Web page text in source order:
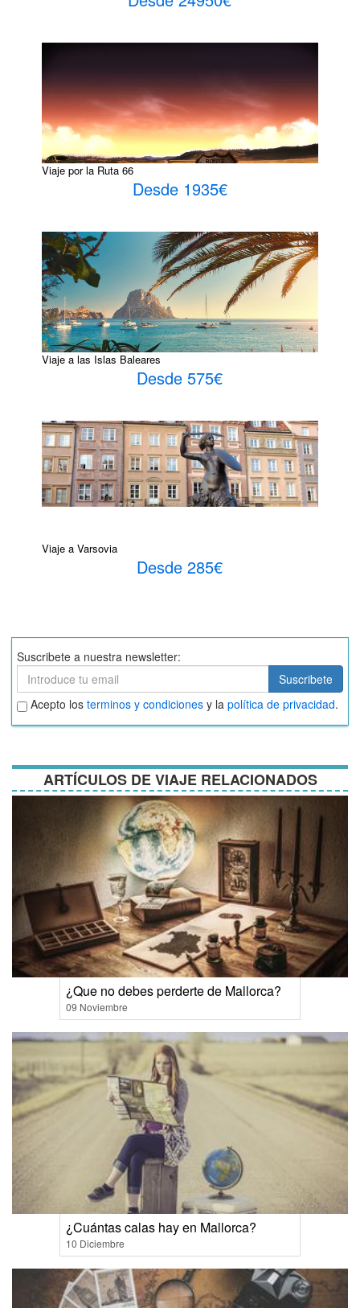
Viaje por la Ruta 66
Desde 1935€
Viaje a las Islas Baleares
Desde 575€
Viaje a Varsovia
Desde 285€
Suscribete a nuestra newsletter:
Suscribete
Suscribete
Aceptar
términos
y
Acepto los terminos y condiciones y la política de privacidad.
ARTÍCULOS DE VIAJE RELACIONADOS
¿Que no debes perderte de Mallorca?
09 Noviembre
¿Cuántas calas hay en Mallorca?
10 Diciembre